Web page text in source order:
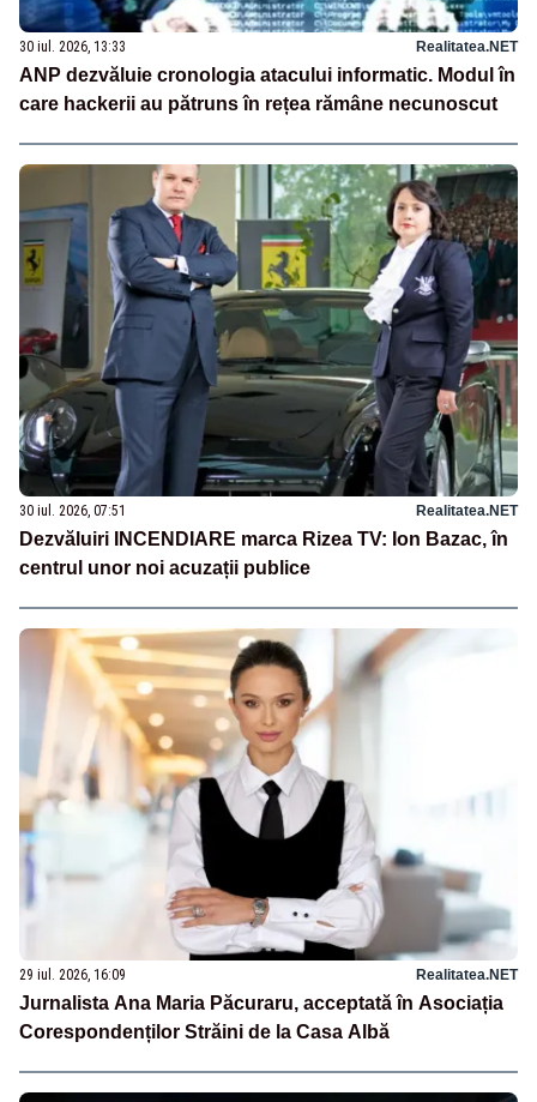
30 iul. 2026, 13:33 Realitatea.NET
ANP dezvăluie cronologia atacului informatic. Modul în
care hackerii au pătruns în rețea rămâne necunoscut
30 iul. 2026, 07:51 Realitatea.NET
Dezvăluiri INCENDIARE marca Rizea TV: Ion Bazac, în
centrul unor noi acuzații publice
29 iul. 2026, 16:09 Realitatea.NET
Jurnalista Ana Maria Păcuraru, acceptată în Asociația
Corespondenților Străini de la Casa Albă